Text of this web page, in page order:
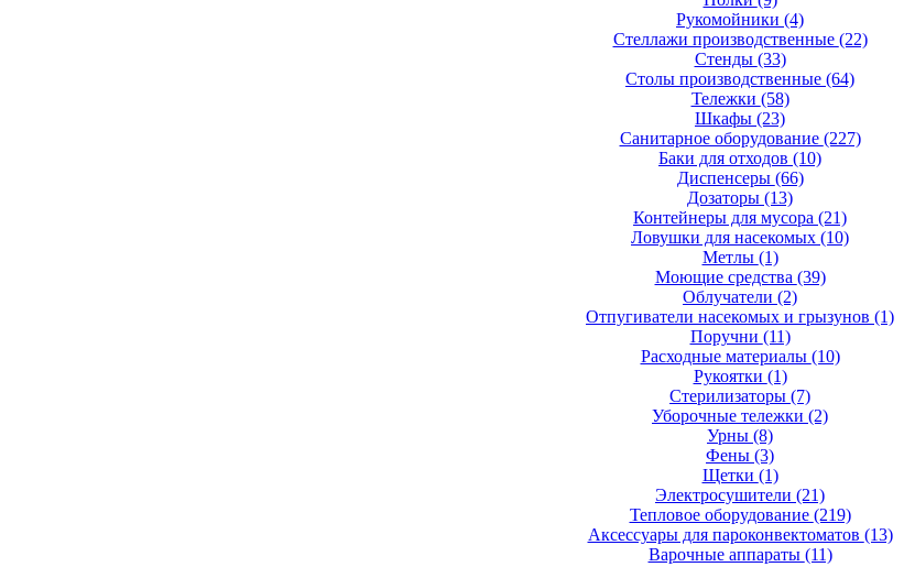
Рукомойники (4)
Стеллажи производственные (22)
Стенды (33)
Столы производственные (64)
Тележки (58)
Шкафы (23)
Санитарное оборудование (227)
Баки для отходов (10)
Диспенсеры (66)
Дозаторы (13)
Контейнеры для мусора (21)
Ловушки для насекомых (10)
Метлы (1)
Моющие средства (39)
Облучатели (2)
Отпугиватели насекомых и грызунов (1)
Поручни (11)
Расходные материалы (10)
Рукоятки (1)
Стерилизаторы (7)
Уборочные тележки (2)
Урны (8)
Фены (3)
Щетки (1)
Электросушители (21)
Тепловое оборудование (219)
Аксессуары для пароконвектоматов (13)
Варочные аппараты (11)